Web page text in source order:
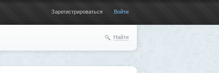
Зарегистрироваться Войти
Найти